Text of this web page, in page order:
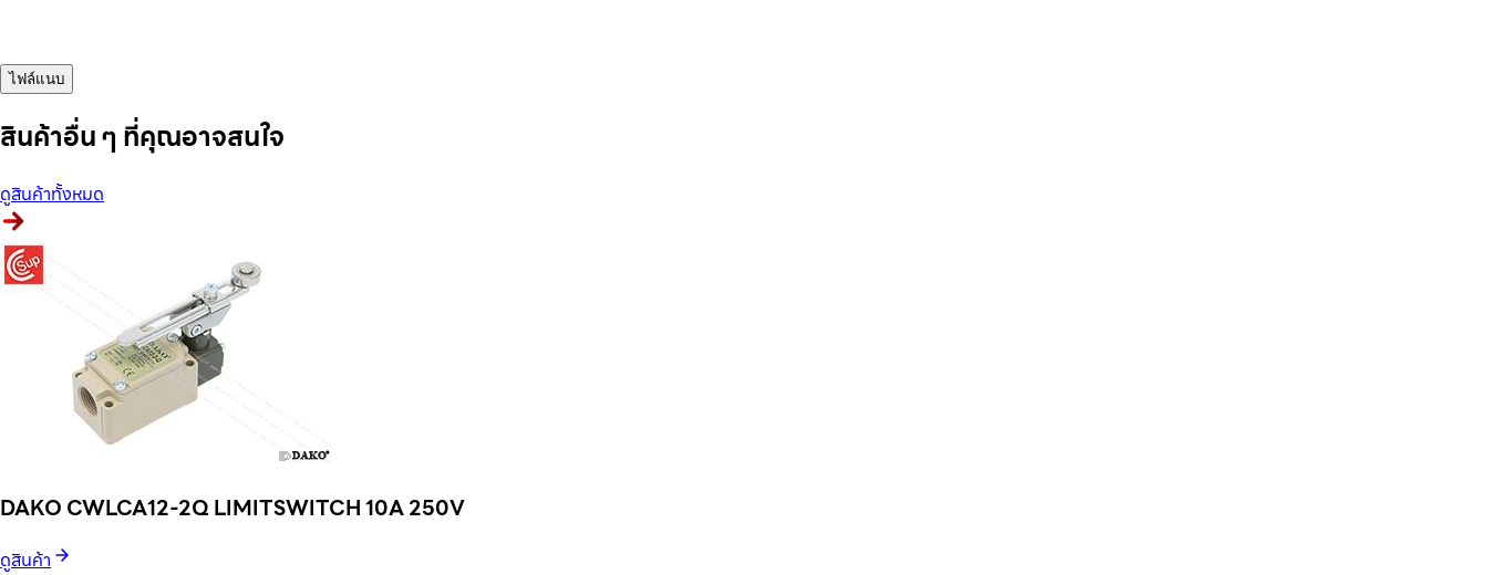
ไฟล์แนบ
สินค้าอื่น ๆ ที่คุณอาจสนใจ
ดูสินค้าทั้งหมด
DAKO CWLCA12-2Q LIMITSWITCH 10A 250V
ดูสินค้า